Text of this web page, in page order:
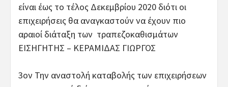
είναι έως το τέλος Δεκεμβρίου 2020 διότι οι
επιχειρήσεις θα αναγκαστούν να έχουν πιο
αραιοί διάταξη των τραπεζοκαθισμάτων
ΕΙΣΗΓΗΤΗΣ – ΚΕΡΑΜΙΔΑΣ ΓΙΩΡΓΟΣ
3ον Την αναστολή καταβολής των επιχειρήσεων